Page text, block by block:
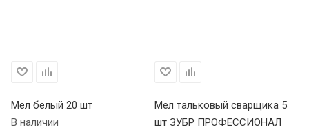
Мел белый 20 шт
В наличии
Мел тальковый сварщика 5
шт ЗУБР ПРОФЕССИОНАЛ